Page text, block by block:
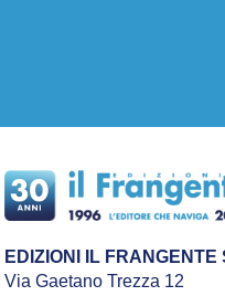
EDIZIONI IL FRANGENTE
Via Gaetano Trezza 12